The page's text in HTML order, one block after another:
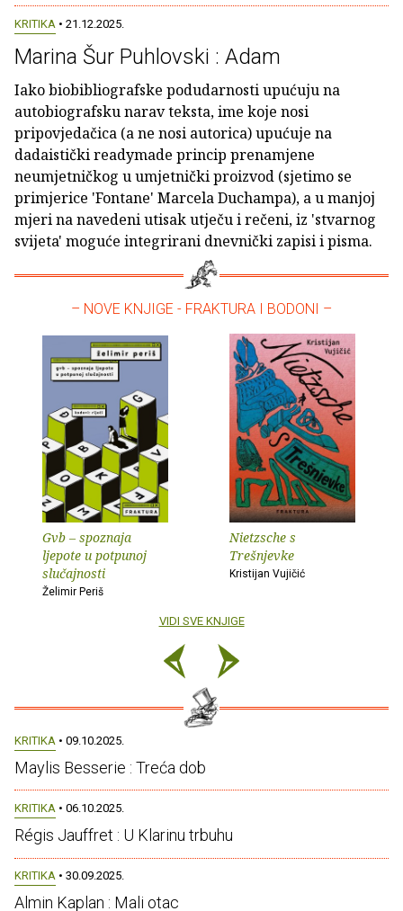
KRITIKA • 21.12.2025.
Marina Šur Puhlovski : Adam
Iako biobibliografske podudarnosti upućuju na
autobiografsku narav teksta, ime koje nosi
pripovjedačica (a ne nosi autorica) upućuje na
dadaistički readymade princip prenamjene
neumjetničkog u umjetnički proizvod (sjetimo se
primjerice 'Fontane' Marcela Duchampa), a u manjoj
mjeri na navedeni utisak utječu i rečeni, iz 'stvarnog
svijeta' moguće integrirani dnevnički zapisi i pisma.
– NOVE KNJIGE - FRAKTURA I BODONI –
Gvb – spoznaja
ljepote u potpunoj
slučajnosti
Želimir Periš
Nietzsche s
Trešnjevke
Kristijan Vujičić
VIDI SVE KNJIGE
KRITIKA • 09.10.2025.
Maylis Besserie : Treća dob
KRITIKA • 06.10.2025.
Régis Jauffret : U Klarinu trbuhu
KRITIKA • 30.09.2025.
Almin Kaplan : Mali otac